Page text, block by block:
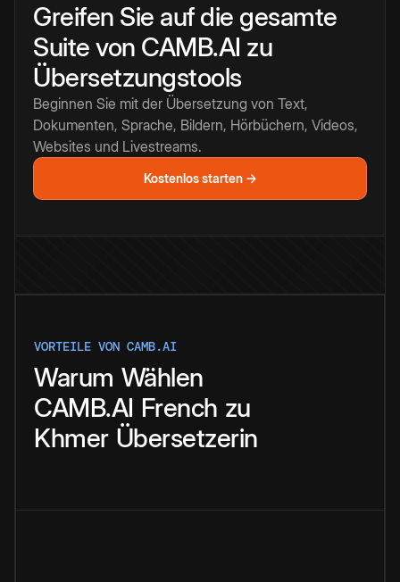
Greifen Sie auf die gesamte
Suite von CAMB.AI zu
Übersetzungstools
Beginnen Sie mit der Übersetzung von Text,
Dokumenten, Sprache, Bildern, Hörbüchern, Videos,
Websites und Livestreams.
Kostenlos starten →
VORTEILE VON CAMB.AI
Warum Wählen
CAMB.AI French zu
Khmer Übersetzerin